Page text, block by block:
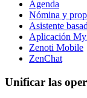
Agenda
Nómina y
Asistente
Aplicación
Zenoti Mobile
ZenChat
Unificar las